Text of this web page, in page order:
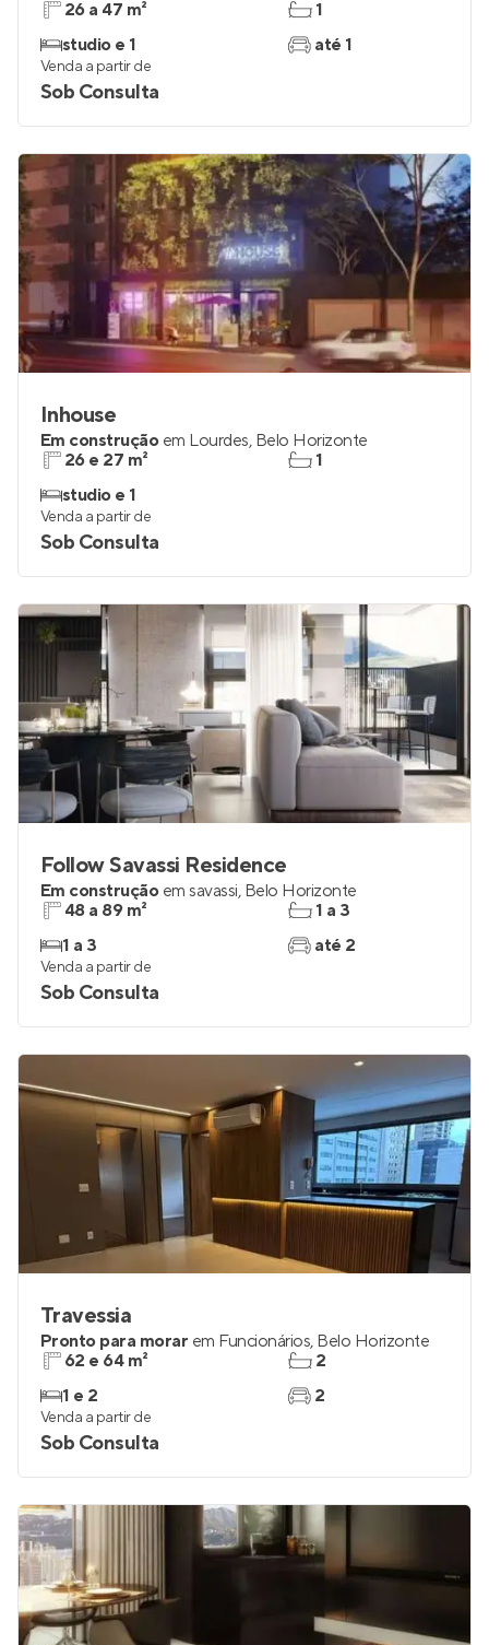
26 a 47 m²
studio e 1
1
até 1
Venda a partir de
Sob Consulta
Inhouse
Em construção em Lourdes, Belo Horizonte
26 e 27 m²
studio e 1
1
Venda a partir de
Sob Consulta
Follow Savassi Residence
Em construção em savassi, Belo Horizonte
48 a 89 m²
1 a 3
1 a 3
até 2
Venda a partir de
Sob Consulta
Travessia
Pronto para morar em Funcionários, Belo Horizonte
62 e 64 m²
1 e 2
2
2
Venda a partir de
Sob Consulta